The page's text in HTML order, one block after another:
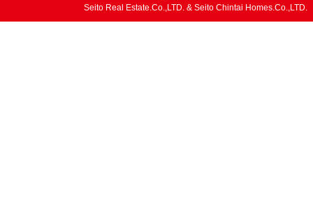
Seito Real Estate.Co.,LTD. & Seito Chintai Homes.Co.,LTD.